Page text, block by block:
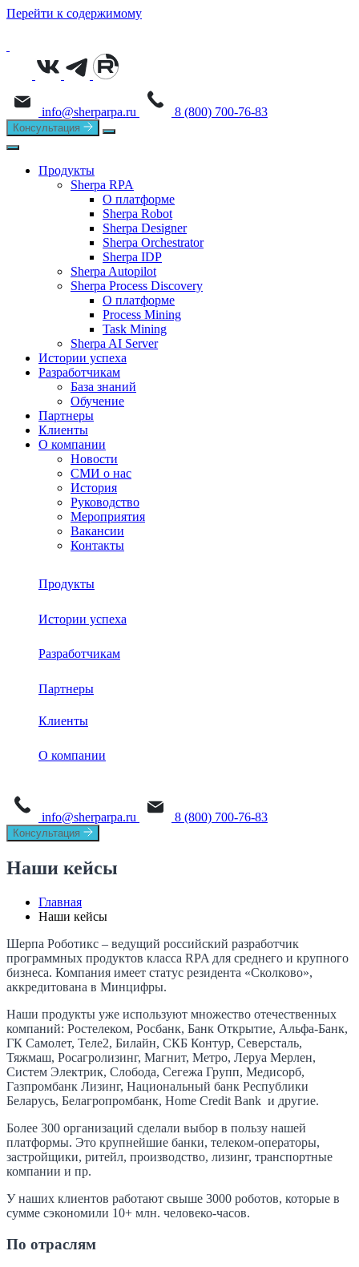
Перейти к содержимому
info@sherparpa.ru 8 (800) 700-76-83
Консультация
Продукты
Sherpa RPA
О платформе
Sherpa Robot
Sherpa Designer
Sherpa Orchestrator
Sherpa IDP
Sherpa Autopilot
Sherpa Process Discovery
О платформе
Process Mining
Task Mining
Sherpa AI Server
Истории успеха
Разработчикам
База знаний
Обучение
Партнеры
Клиенты
О компании
Новости
СМИ о нас
История
Руководство
Мероприятия
Вакансии
Контакты
Продукты
Sherpa RPA
Task Mining
Истории успеха
Разработчикам
База знаний
Обучение
Партнеры
Клиенты
О компании
СМИ о нас
Мероприятия
Вакансии
Контакты
info@sherparpa.ru 8 (800) 700-76-83
Консультация
Наши кейсы
Главная
Наши кейсы
Шерпа Роботикс – ведущий российский разработчик
программных продуктов класса RPA для среднего и крупного
бизнеса. Компания имеет статус резидента «Сколково»,
аккредитована в Минцифры.
Наши продукты уже используют множество отечественных
компаний: Ростелеком, Росбанк, Банк Открытие, Альфа-Банк,
ГК Самолет, Теле2, Билайн, СКБ Контур, Северсталь,
Тяжмаш, Росагролизинг, Магнит, Метро, Леруа Мерлен,
Систем Электрик, Слобода, Сегежа Групп, Медисорб,
Газпромбанк Лизинг, Национальный банк Республики
Беларусь, Белагропромбанк, Home Credit Bank и другие.
Более 300 организаций сделали выбор в пользу нашей
платформы. Это крупнейшие банки, телеком-операторы,
застройщики, ритейл, производство, лизинг, транспортные
компании и пр.
У наших клиентов работают свыше 3000 роботов, которые в
сумме сэкономили 10+ млн. человеко-часов.
По отраслям